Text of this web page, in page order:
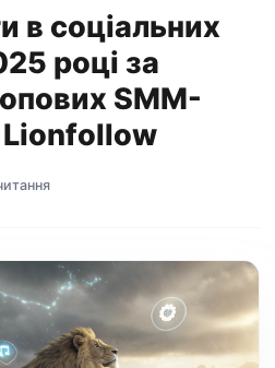
в соціальних
році за
SMM-
Lionfollow